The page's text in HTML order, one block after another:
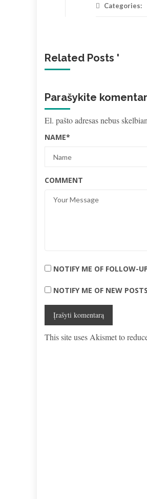
Categories:
Related Posts '
Parašykite
El. pašto adresas nebus
NAME*
COMMENT
NOTIFY ME OF FOLLOW-
NOTIFY ME OF NEW
This site uses Akismet to